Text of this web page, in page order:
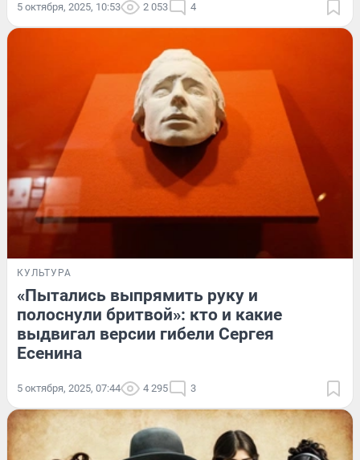
5 октября, 2025, 10:53 2 053 4
КУЛЬТУРА
«Пытались выпрямить руку и
полоснули бритвой»: кто и какие
выдвигал версии гибели Сергея
Есенина
5 октября, 2025, 07:44 4 295 3